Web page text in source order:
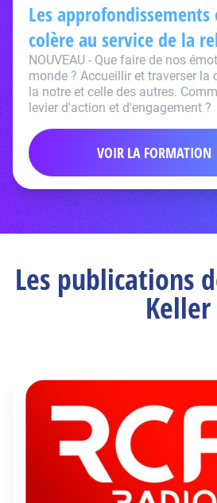
Les
colère au service de la
NOUVEAU - Que faire de nos
monde ? Accueillir et traverser la
la notre et celle des autres.
levier d'action et d'engagement ?
VOIR LA FORMATION
Les publications
Keller